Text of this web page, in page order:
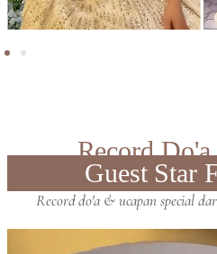
Record
Guest Star
Record do'a & ucapan special